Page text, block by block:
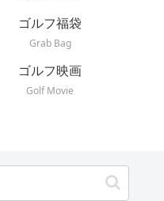
ゴルフ福袋
Grab Bag
ゴルフ映画
Golf Movie